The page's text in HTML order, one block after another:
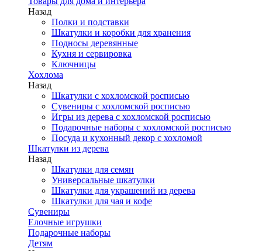
Назад
Полки и подставки
Шкатулки и коробки для хранения
Подносы деревянные
Кухня и сервировка
Ключницы
Хохлома
Назад
Шкатулки с хохломской росписью
Сувениры с хохломской росписью
Игры из дерева с хохломской росписью
Подарочные наборы с хохломской росписью
Посуда и кухонный декор с хохломой
Шкатулки из дерева
Назад
Шкатулки для семян
Универсальные шкатулки
Шкатулки для украшений из дерева
Шкатулки для чая и кофе
Сувениры
Елочные игрушки
Подарочные наборы
Детям